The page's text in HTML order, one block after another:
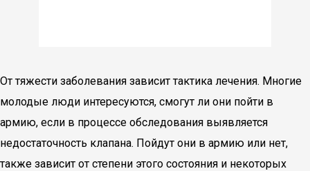
От тяжести заболевания зависит тактика лечения. Многие
молодые люди интересуются, смогут ли они пойти в
армию, если в процессе обследования выявляется
недостаточность клапана. Пойдут они в армию или нет,
также зависит от степени этого состояния и некоторых